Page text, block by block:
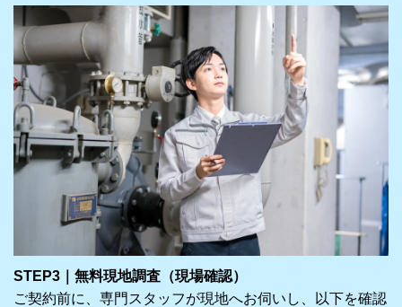
STEP3｜無料現地調査（現場確認）
ご契約前に、専門スタッフが現地へお伺いし、以下を確認